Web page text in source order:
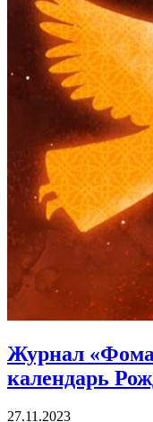
Журнал
календарь
27.11.2023